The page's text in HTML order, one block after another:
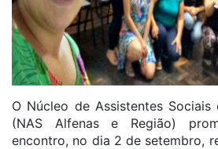
O Núcleo de Assistentes Sociais
(NAS Alfenas e Região)
encontro, no dia 2 de setembro,